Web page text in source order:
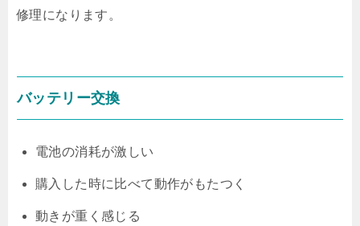
修理になります。
バッテリー交換
電池の消耗が激しい
購入した時に比べて動作がもたつく
動きが重く感じる